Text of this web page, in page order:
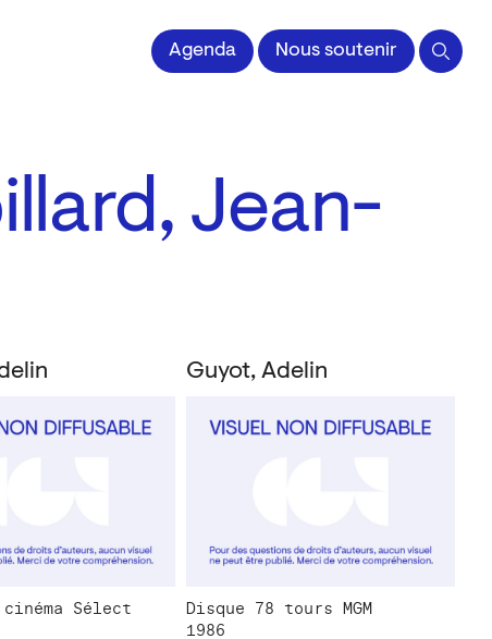
impriméeAgenda Nous soutenir
Jean-
cinéma Sélect
Guyot, Adelin
Disque 78 tours MGM
1986